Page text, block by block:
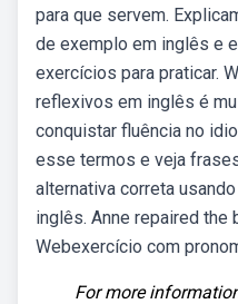
para que servem.
de exemplo em inglês e
exercícios para praticar.
reflexivos em inglês é
conquistar fluência no
esse termos e veja
alternativa correta
inglês. Anne repaired the
Webexercício com
For more